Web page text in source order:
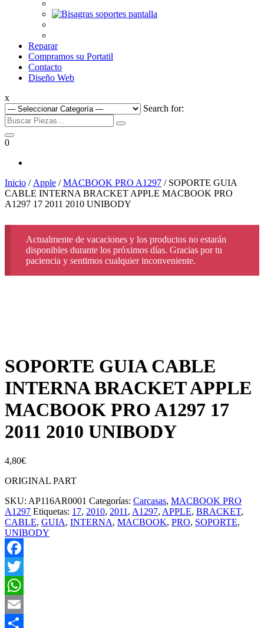
Reparar
Compramos su Portatil
Contacto
Diseño Web
x
Search for:
0
Inicio / Apple /MACBOOK PRO A1297 / SOPORTE GUIA
CABLE INTERNA BRACKET APPLE MACBOOK PRO
A1297 17 2011 2010 UNIBODY
Actualmente de vacaciones y los productos no estarán
disponibles durante los próximos días. Gracias por tu
paciencia y sentimos cualquier inconveniente.
SOPORTE GUIA CABLE
INTERNA BRACKET APPLE
MACBOOK PRO A1297 17
2011 2010 UNIBODY
4,80€
ORIGINAL PART
SKU: AP116AR0001 Categorías: Carcasas, MACBOOK PRO
A1297 Etiquetas: 17, 2010, 2011 , A1297, APPLE, BRACKET,
CABLE, GUIA, INTERNA, MACBOOK, PRO, SOPORTE,
UNIBODY
Facebook
Twitter
WhatsApp
Email